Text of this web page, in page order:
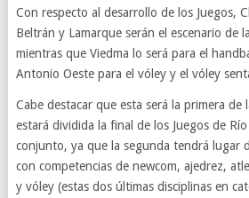
Con respecto al desarrollo de los Juegos,
Beltrán y Lamarque serán el escenario de
mientras que Viedma lo será para el
Antonio Oeste para el vóley y el vóley
Cabe destacar que esta será la primera de
estará dividida la final de los Juegos de
conjunto, ya que la segunda tendrá lugar
con competencias de newcom, ajedrez,
y vóley (estas dos últimas disciplinas en